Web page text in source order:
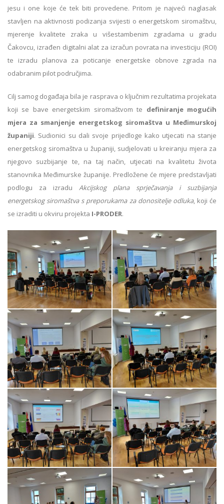
jesu i one koje će tek biti provedene. Pritom je najveći naglasak
stavljen na aktivnosti podizanja svijesti o energetskom siromaštvu,
mjerenje kvalitete zraka u višestambenim zgradama u gradu
Čakovcu, izrađen digitalni alat za izračun povrata na investiciju (ROI)
te izradu planova za poticanje energetske obnove zgrada na
odabranim pilot područjima.
Cilj samog događaja bila je rasprava o ključnim rezultatima projekata
koji se bave energetskim siromaštvom te definiranje mogućih
mjera za smanjenje energetskog siromaštva u Međimurskoj
županiji. Sudionici su dali svoje prijedloge kako utjecati na stanje
energetskog siromaštva u županiji, sudjelovati u kreiranju mjera za
njegovo suzbijanje te, na taj način, utjecati na kvalitetu života
stanovnika Međimurske županije. Predložene će mjere predstavljati
podlogu za izradu Akcijskog plana sprječavanja i suzbijanja
energetskog siromaštva s preporukama za donositelje odluka, koji će
se izraditi u okviru projekta I-PRODER.